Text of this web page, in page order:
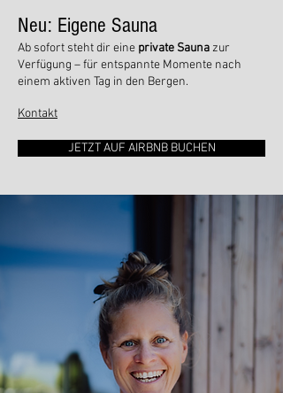
Neu: Eigene Sauna
Ab sofort steht dir eine private Saunazur
Verfügung – für entspannte Momente nach
einem aktiven Tag in den Bergen.
Kontakt
JETZT AUF AIRBNB BUCHEN